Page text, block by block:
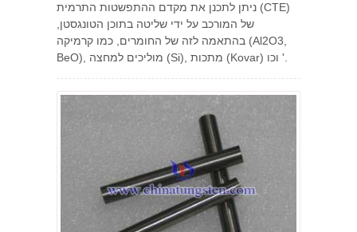
ניתן לתכנן את מקדם ההתפשטות התרמית (CTE)
של המורכב על ידי שליטה בתוכן הטונגסטן,
בהתאמה לזה של החומרים, כמו קרמיקה (Al2O3,
BeO), מוליכים למחצה (Si), מתכות (Kovar) וכו '.